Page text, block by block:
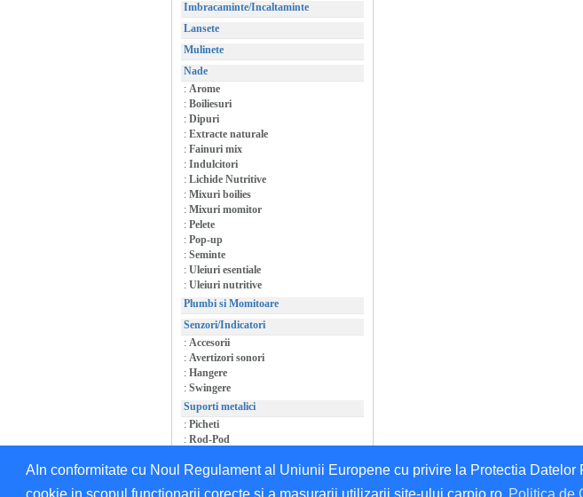
AIn conformitate cu Noul Regulament al Uniunii Europene cu privire la Protectia
cookie in scopul functionarii corecte si a masurarii utilizarii site-ului carpio.ro Politica de
Imbracaminte/Incaltaminte
Lansete
Mulinete
Nade
: Arome
: Boiliesuri
: Dipuri
: Extracte naturale
: Fainuri mix
: Indulcitori
: Lichide Nutritive
: Mixuri boilies
: Mixuri momitor
: Pelete
: Pop-up
: Seminte
: Uleiuri esentiale
: Uleiuri nutritive
Plumbi si Momitoare
Senzori/Indicatori
: Accesorii
: Avertizori sonori
: Hangere
: Swingere
Suporti metalici
: Picheti
: Rod-Pod